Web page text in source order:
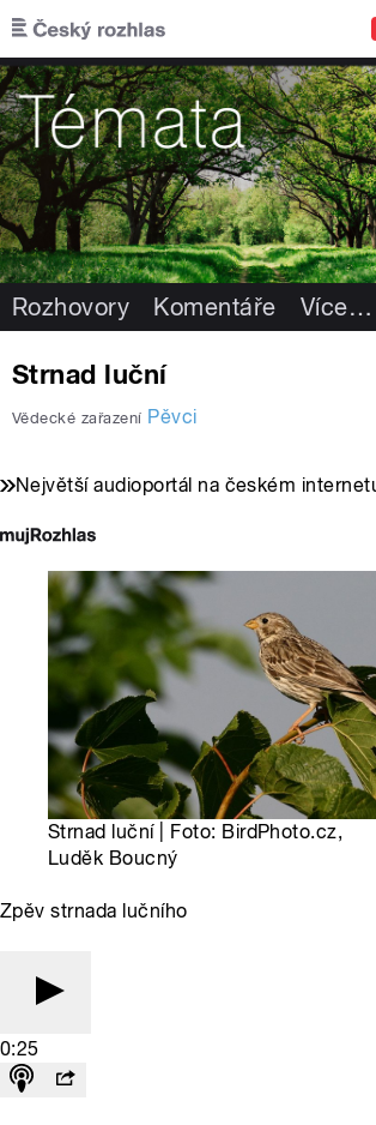
Přejít k hlavnímu obsahu
Rozhovory Komentáře Více…
Strnad luční
Vědecké zařazení Pěvci
Největší audioportál na českém
Strnad luční | Foto: BirdPhoto.cz,
Luděk Boucný
Zpěv strnada lučního
0:25